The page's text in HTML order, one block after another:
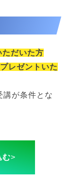
だいた方
レゼントいた
が条件とな
む>